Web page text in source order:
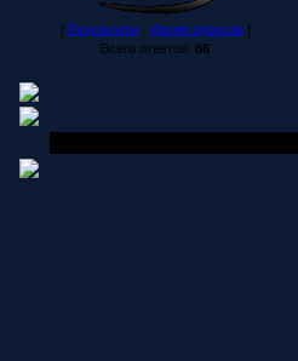
[ Результаты· Архив опросов]
Всего ответов: 66